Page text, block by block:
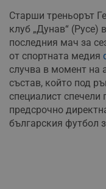
Старши треньорът
клуб „Дунав“ (Русе)
последния мач за
от спортната медия
случва в момент на
състав, който под
специалист спечели
предсрочно
българския футбол